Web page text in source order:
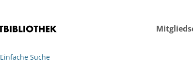
Einfache Suche